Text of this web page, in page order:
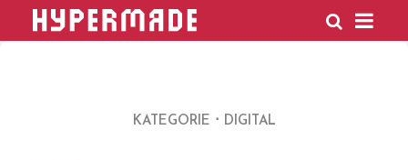
HYPERMADE
KATEGORIE DIGITAL